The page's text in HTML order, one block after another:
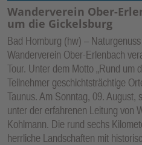
Wanderverein Ober-
um die Gickelsburg
Bad Homburg (hw) –
Wanderverein Ober-Erlenbach
Tour. Unter dem Motto „Rund um
Teilnehmer geschichtsträchtige
Taunus. Am Sonntag, 09. August,
unter der erfahrenen Leitung von
Kohlmann. Die rund sechs
herrliche Landschaften mit